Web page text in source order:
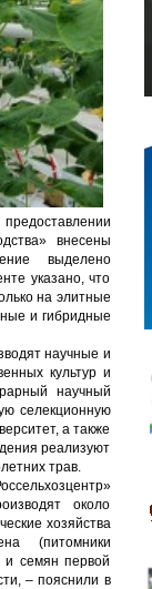
внесены
выделено
указано, что
на элитные
и гибридные
научные и
культур и
научный
селекционную
а также
реализуют
трав.
около
хозяйства
(питомники
семян первой
– пояснили в